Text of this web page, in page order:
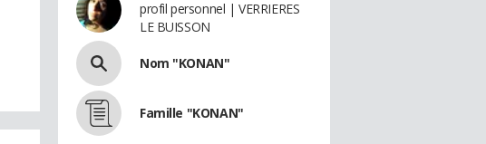
profil personnel | VERRIERES
LE BUISSON
Nom "KONAN"
Famille "KONAN"